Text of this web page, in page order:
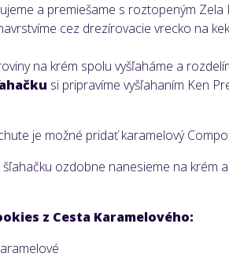
a premiešame s roztopeným Zela
cez drezírovacie vrecko na
na krém spolu vyšľaháme a
si pripravíme vyšľahaním Ken
je možné pridať karamelový
ozdobne nanesieme na krém
z Cesta Karamelového: